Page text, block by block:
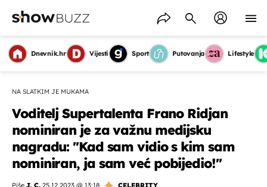
Dnevnik.hr Vijesti Sport Putovanja Lifestyle
NA SLATKIM JE MUKAMA
Voditelj Supertalenta Frano Ridjan
nominiran je za važnu medijsku
nagradu: ''Kad sam vidio s kim sam
nominiran, ja sam već pobijedio!''
Piše J. C.,25.12.2023 @ 13:18
CELEBRITY